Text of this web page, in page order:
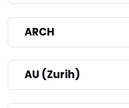
ARCH
AU (Zurih)